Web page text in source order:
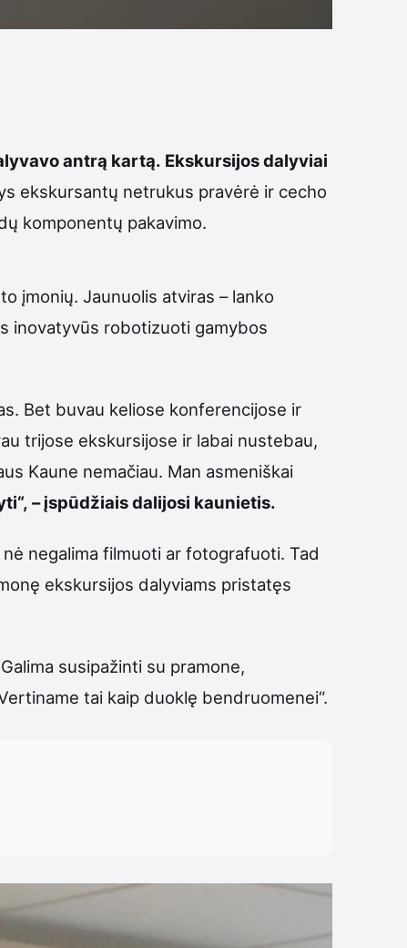
antrą kartą. Ekskursijos dalyviai
ekskursantų netrukus pravėrė ir cecho
komponentų pakavimo.
įmonių. Jaunuolis atviras – lanko
inovatyvūs robotizuoti gamybos
Bet buvau keliose konferencijose ir
trijose ekskursijose ir labai nustebau,
Kaune nemačiau. Man asmeniškai
– įspūdžiais dalijosi kaunietis.
negalima filmuoti ar fotografuoti. Tad
ekskursijos dalyviams pristatęs
susipažinti su pramone,
tai kaip duoklę bendruomenei“.